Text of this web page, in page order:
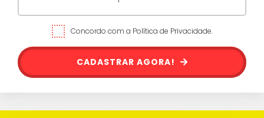
Concordo com a Política de Privacidade.
CADASTRAR AGORA!